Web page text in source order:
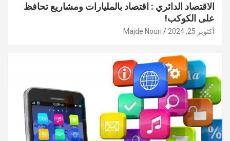
الاقتصاد الدائري : اقتصاد بالمليارات ومشاريع تحافظ
على الكوكب!
أكتوبر 25, 2024 Majde Nouri